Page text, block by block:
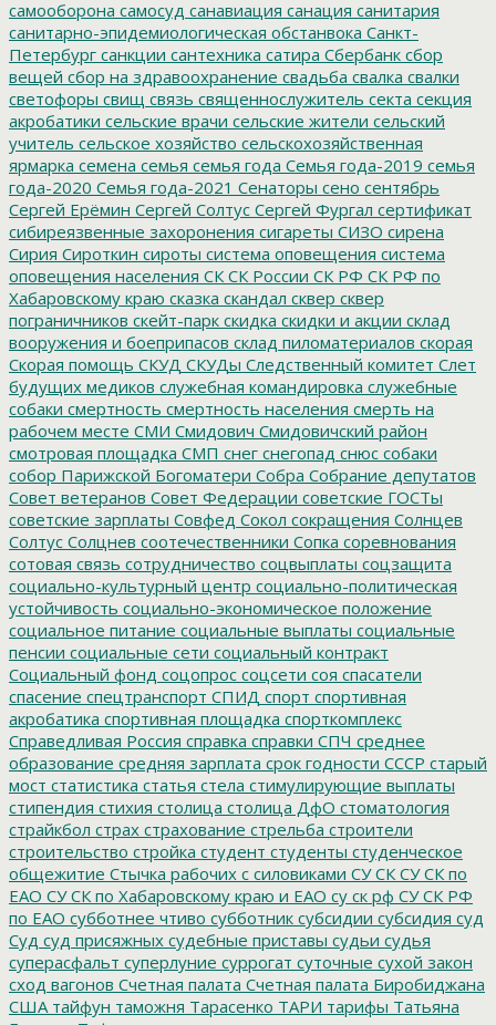
самооборона самосуд санавиация санация санитария
санитарно-эпидемиологическая обстанвока Санкт-
Петербург санкции сантехника сатира Сбербанк сбор
вещей сбор на здравоохранение свадьба свалка свалки
светофоры свищ связь священнослужитель секта секция
акробатики сельские врачи сельские жители сельский
учитель сельское хозяйство сельскохозяйственная
ярмарка семена семья семья года Семья года-2019 семья
года-2020 Семья года-2021 Сенаторы сено сентябрь
Сергей Ерёмин Сергей Солтус Сергей Фургал сертификат
сибиреязвенные захоронения сигареты СИЗО сирена
Сирия Сироткин сироты система оповещения система
оповещения населения СК СК России СК РФ СК РФ по
Хабаровскому краю сказка скандал сквер сквер
пограничников скейт-парк скидка скидки и акции склад
вооружения и боеприпасов склад пиломатериалов скорая
Скорая помощь СКУД СКУДы Следственный комитет Слет
будущих медиков служебная командировка служебные
собаки смертность смертность населения смерть на
рабочем месте СМИ Смидович Смидовичский район
смотровая площадка СМП снег снегопад снюс собаки
собор Парижской Богоматери Собра Собрание депутатов
Совет ветеранов Совет Федерации советские ГОСТы
советские зарплаты Совфед Сокол сокращения Солнцев
Солтус Солцнев соотечественники Сопка соревнования
сотовая связь сотрудничество соцвыплаты соцзащита
социально-культурный центр социально-политическая
устойчивость социально-экономическое положение
социальное питание социальные выплаты социальные
пенсии социальные сети социальный контракт
Социальный фонд соцопрос соцсети соя спасатели
спасение спецтранспорт СПИД спорт спортивная
акробатика спортивная площадка спорткомплекс
Справедливая Россия справка справки СПЧ среднее
образование средняя зарплата срок годности СССР старый
мост статистика статья стела стимулирующие выплаты
стипендия стихия столица столица ДфО стоматология
страйкбол страх страхование стрельба строители
строительство стройка студент студенты студенческое
общежитие Стычка рабочих с силовиками СУ СК СУ СК по
ЕАО СУ СК по Хабаровскому краю и ЕАО су ск рф СУ СК РФ
по ЕАО субботнее чтиво субботник субсидии субсидия суд
Суд суд присяжных судебные приставы судьи судья
суперасфальт суперлуние суррогат суточные сухой закон
сход вагонов Счетная палата Счетная палата Биробиджана
США тайфун таможня Тарасенко ТАРИ тарифы Татьяна